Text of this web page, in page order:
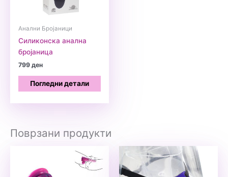
Анални Бројаници
Силиконска анална
бројаница
799ден
Погледни детали
Поврзани продукти